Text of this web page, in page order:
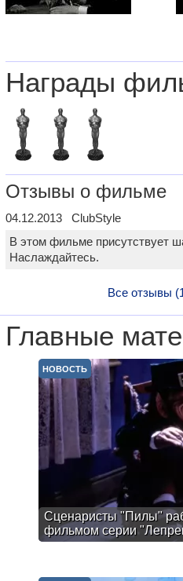
Награды
Отзывы о фильме
04.12.2013 ClubStyle
В этом фильме присутствует
Наслаждайтесь.
Все отзывы
Главные
Сценаристы "Пилы"
фильмом серии
НОВОСТЬ